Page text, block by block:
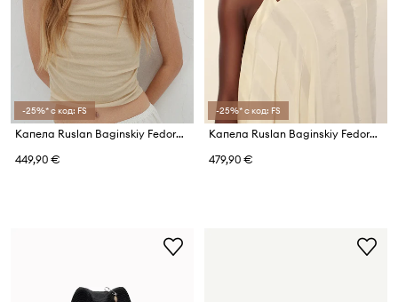
-25%* с код: FS
Капела Ruslan Baginskiy Fedora Hat
449,90 €
-25%* с код: FS
Капела Ruslan Baginskiy Fedora Hat
479,90 €